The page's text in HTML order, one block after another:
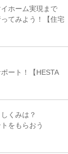
ホーム実現まで
てみよう！【住宅
ート！【HESTA
くみは？
をもらおう